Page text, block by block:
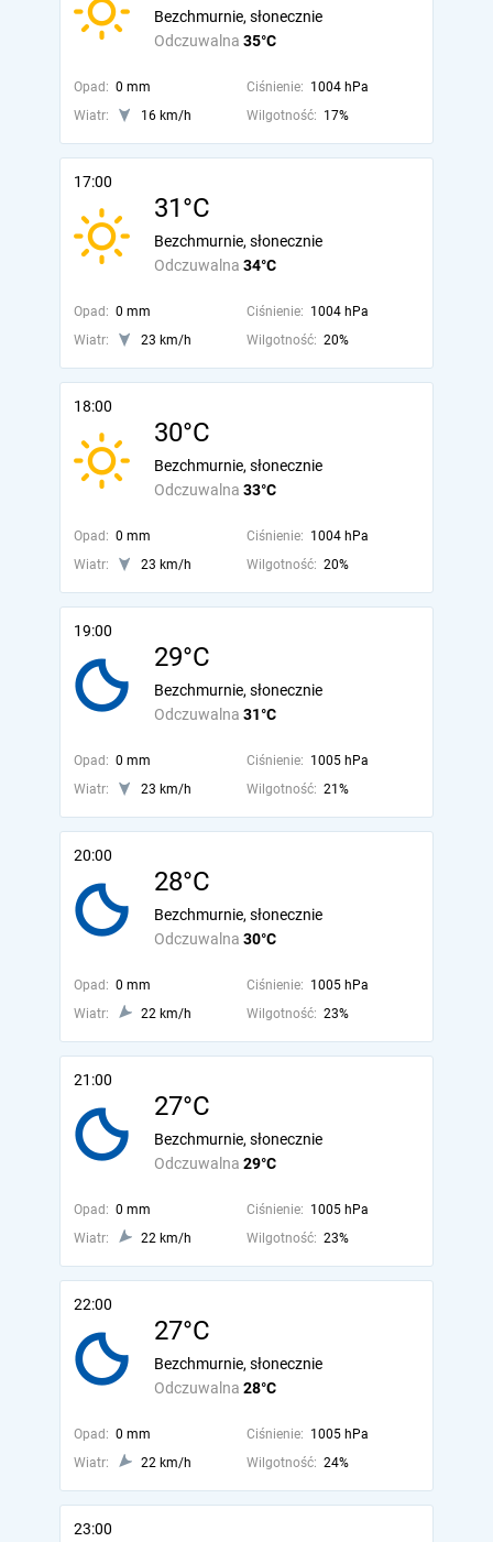
Odczuwalna 35°C
Bezchmurnie, słonecznie
Opad: 0 mm Ciśnienie: 1004 hPa
Wiatr:
16 km/h Wilgotność: 17%
17:00
31°C
Odczuwalna 34°C
Bezchmurnie, słonecznie
Opad: 0 mm Ciśnienie: 1004 hPa
Wiatr:
23 km/h Wilgotność: 20%
18:00
30°C
Odczuwalna 33°C
Bezchmurnie, słonecznie
Opad: 0 mm Ciśnienie: 1004 hPa
Wiatr:
23 km/h Wilgotność: 20%
19:00
29°C
Odczuwalna 31°C
Bezchmurnie, słonecznie
Opad: 0 mm Ciśnienie: 1005 hPa
Wiatr:
23 km/h Wilgotność: 21%
20:00
28°C
Odczuwalna 30°C
Bezchmurnie, słonecznie
Opad: 0 mm Ciśnienie: 1005 hPa
Wiatr:
22 km/h Wilgotność: 23%
21:00
27°C
Odczuwalna 29°C
Bezchmurnie, słonecznie
Opad: 0 mm Ciśnienie: 1005 hPa
Wiatr:
22 km/h Wilgotność: 23%
22:00
27°C
Odczuwalna 28°C
Bezchmurnie, słonecznie
Opad: 0 mm Ciśnienie: 1005 hPa
Wiatr:
22 km/h Wilgotność: 24%
23:00